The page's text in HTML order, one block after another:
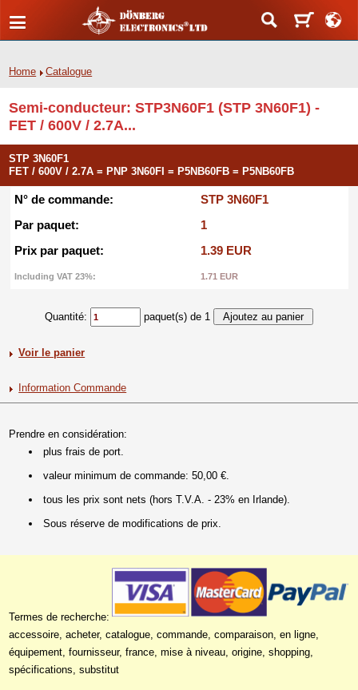
Home Catalogue
Semi-conducteur: STP3N60F1 (STP 3N60F1) -
FET / 600V / 2.7A...
STP 3N60F1
FET / 600V / 2.7A = PNP 3N60FI = P5NB60FB = P5NB60FB
N° de commande:
STP 3N60F1
Par paquet:
1
Prix par paquet:
1.39 EUR
Including VAT 23%: 1.71 EUR
Quantité: paquet(s) de 1
Voir le panier
Information Commande
Prendre en considération:
plus frais de port.
valeur minimum de commande: 50,00 €.
tous les prix sont nets (hors T.V.A. - 23% en Irlande).
Sous réserve de modifications de prix.
Termes de recherche:
accessoire, acheter, catalogue, commande, comparaison, en ligne,
équipement, fournisseur, france, mise à niveau, origine, shopping,
spécifications, substitut